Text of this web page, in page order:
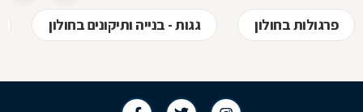
פרגולות בחולון גגות - בנייה ותיקונים בחולון